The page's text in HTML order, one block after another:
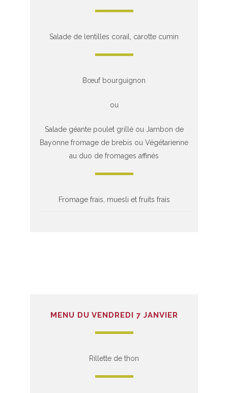
Salade de lentilles corail, carotte cumin
Bœuf bourguignon
ou
Salade géante poulet grillé ou Jambon de
Bayonne fromage de brebis ou Végétarienne
au duo de fromages affinés
Fromage frais, muesli et fruits frais
MENU DU VENDREDI 7 JANVIER
Rillette de thon